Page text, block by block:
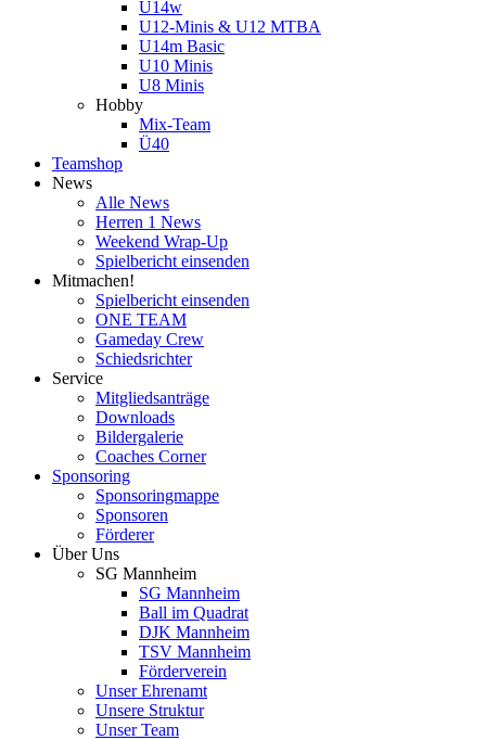
U14w
U12-Minis & U12 MTBA
U14m Basic
U10 Minis
U8 Minis
Hobby
Mix-Team
Ü40
Teamshop
News
Alle News
Herren 1 News
Weekend Wrap-Up
Spielbericht einsenden
Mitmachen!
Spielbericht einsenden
ONE TEAM
Gameday Crew
Schiedsrichter
Service
Mitgliedsanträge
Downloads
Bildergalerie
Coaches Corner
Sponsoring
Sponsoringmappe
Sponsoren
Förderer
Über Uns
SG Mannheim
SG Mannheim
Ball im Quadrat
DJK Mannheim
TSV Mannheim
Förderverein
Unser Ehrenamt
Unsere Struktur
Unser Team